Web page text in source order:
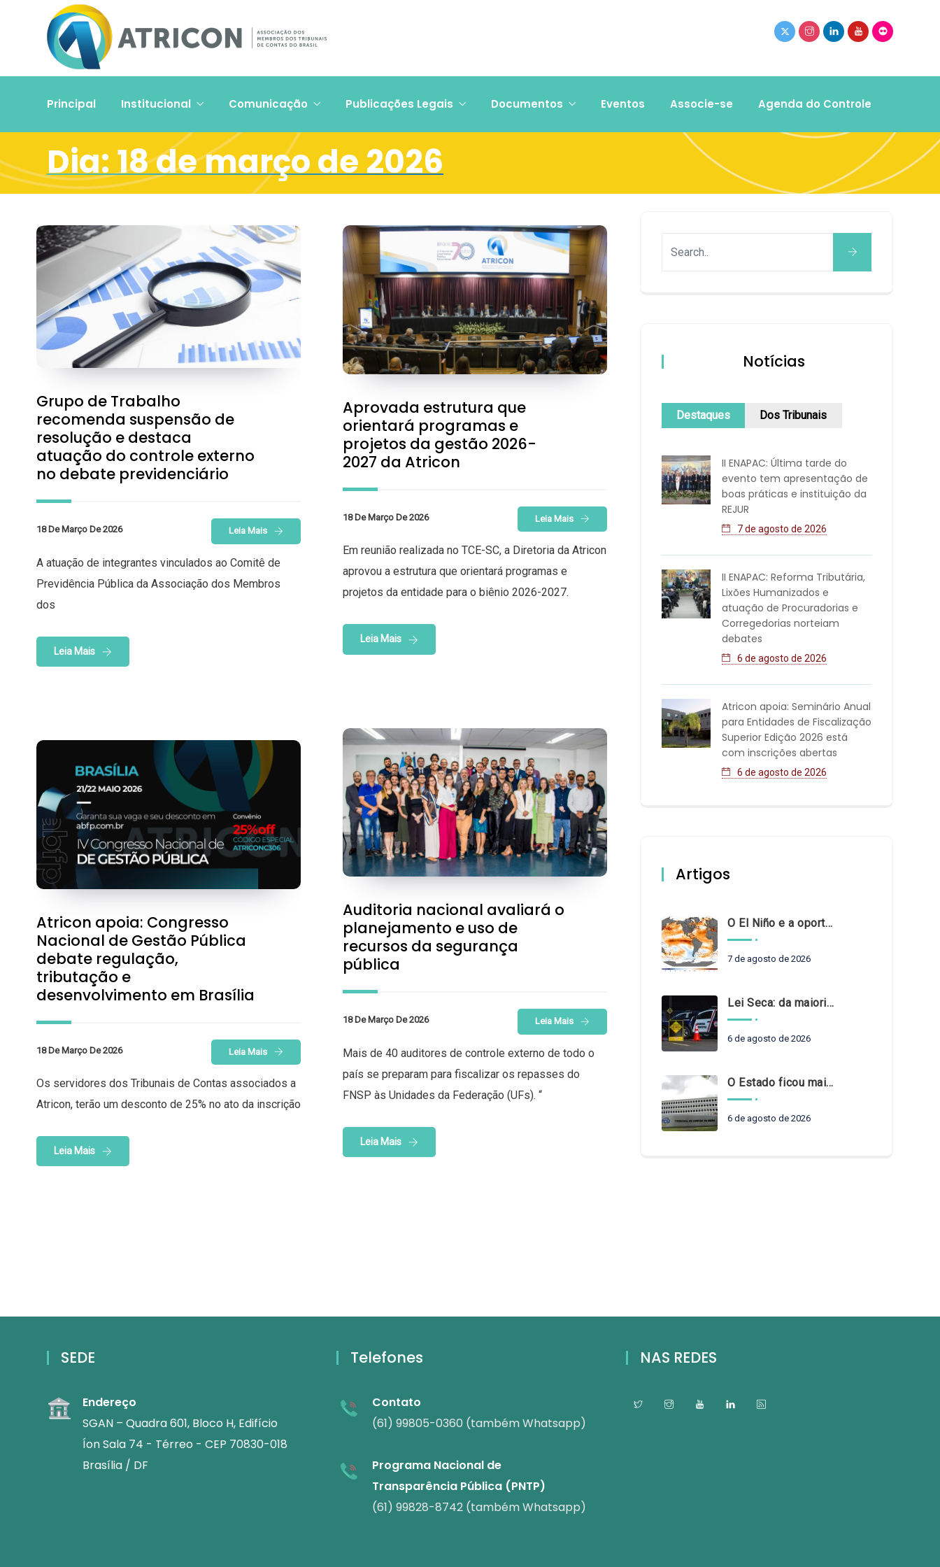
Principal Institucional Comunicação Publicações Legais Documentos Eventos Associe-se Agenda do Controle
Dia:18 de março de 2026
Grupo de Trabalho
recomenda suspensão de
resolução e destaca
atuação do controle externo
no debate previdenciário
18 De Março De 2026 Leia Mais
A atuação de integrantes vinculados ao Comitê de
Previdência Pública da Associação dos Membros
dos
Leia Mais
Aprovada estrutura que
orientará programas e
projetos da gestão 2026-
2027 da Atricon
18 De Março De 2026 Leia Mais
Em reunião realizada no TCE-SC, a Diretoria da Atricon
aprovou a estrutura que orientará programas e
projetos da entidade para o biênio 2026-2027.
Leia Mais
Auditoria nacional avaliará o
planejamento e uso de
recursos da segurança
pública
18 De Março De 2026 Leia Mais
Mais de 40 auditores de controle externo de todo o
país se preparam para fiscalizar os repasses do
FNSP às Unidades da Federação (UFs). “
Leia Mais
Atricon apoia: Congresso
Nacional de Gestão Pública
debate regulação,
tributação e
desenvolvimento em Brasília
18 De Março De 2026 Leia Mais
Os servidores dos Tribunais de Contas associados a
Atricon, terão um desconto de 25% no ato da inscrição
Leia Mais
Notícias
Destaques Dos Tribunais
II ENAPAC: Última tarde do
evento tem apresentação de
boas práticas e instituição da
REJUR
7 de agosto de 2026
II ENAPAC: Reforma Tributária,
Lixões Humanizados e
atuação de Procuradorias e
Corregedorias norteiam
debates
6 de agosto de 2026
Atricon apoia: Seminário Anual
para Entidades de Fiscalização
Superior Edição 2026 está
com inscrições abertas
6 de agosto de 2026
Artigos
O El Niño e a oportunidade de fortalecer o controle externo das políticas climáticas
7 de agosto de 2026
Lei Seca: da maioridade à maturidade
6 de agosto de 2026
O Estado ficou mais complexo. O controle precisa acompanhar
6 de agosto de 2026
SEDE
Endereço
SGAN – Quadra 601, Bloco H, Edifício
Íon Sala 74 - Térreo - CEP 70830-018
Brasília / DF
Telefones
Contato
(61) 99805-0360 (também Whatsapp)
Programa Nacional de
Transparência Pública (PNTP)
(61) 99828-8742 (também Whatsapp)
NAS REDES